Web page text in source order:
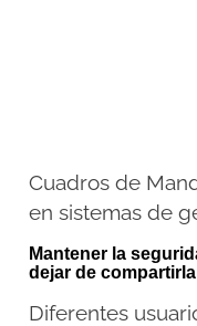
Cuadros de
en sistemas de
Mantener la
dejar de compartirla
Diferentes